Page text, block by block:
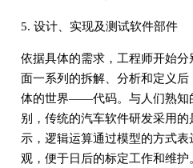
5. 设计、实现及测试软件部件
依据具体的需求，工程师开始
面一系列的拆解、分析和定义
体的世界——代码。与人们熟知
别，传统的汽车软件研发采用
示，逻辑运算通过模型的方式
观，便于日后的标定工作和维